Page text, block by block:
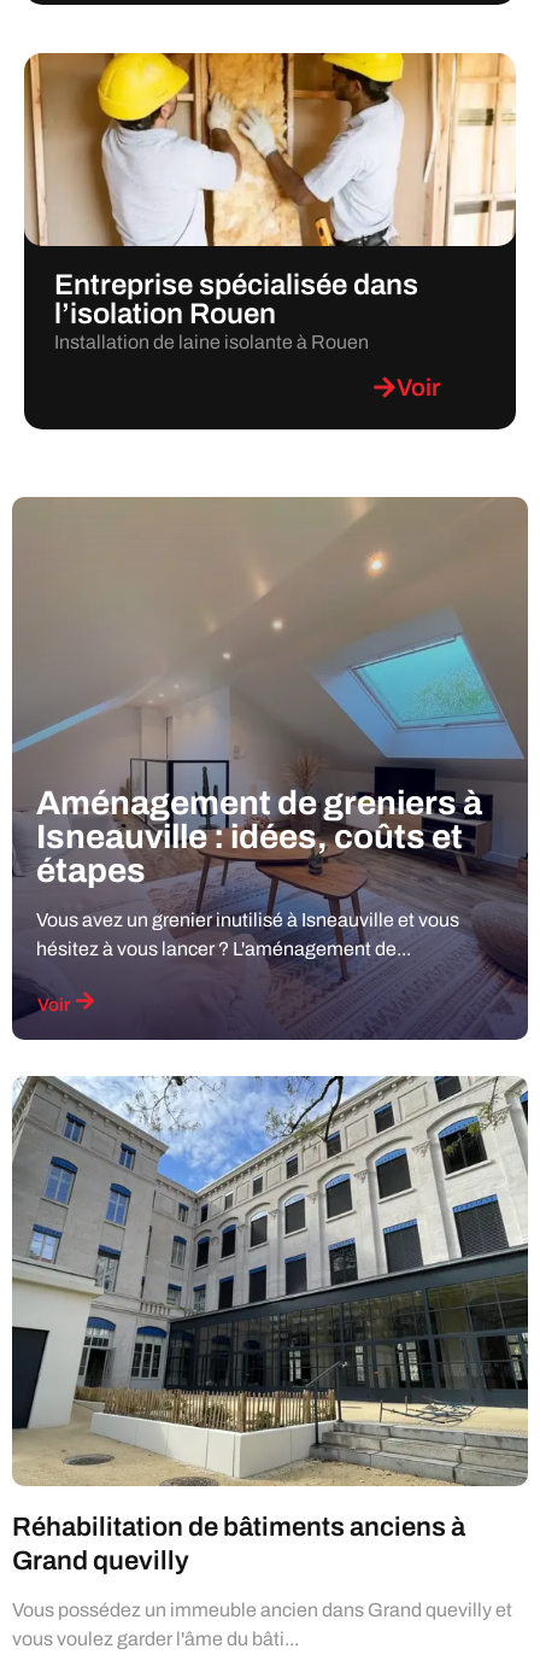
Entreprise spécialisée dans
l’isolation Rouen
Installation de laine isolante à Rouen
Voir
Aménagement de greniers à
Isneauville : idées, coûts et
étapes
Vous avez un grenier inutilisé à Isneauville et vous
hésitez à vous lancer ? L'aménagement de...
Voir
Réhabilitation de bâtiments anciens à
Grand quevilly
Vous possédez un immeuble ancien dans Grand quevilly et
vous voulez garder l'âme du bâti...